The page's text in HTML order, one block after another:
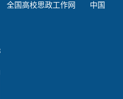
全国高校思政工作网 中国